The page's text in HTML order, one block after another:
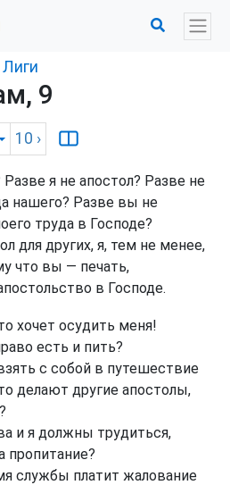
9
10 ›
я не апостол? Разве не
нашего? Разве вы не
труда в Господе?
для других, я, тем не менее,
что вы — печать,
в Господе.
хочет осудить меня!
есть и пить?
с собой в путешествие
делают другие апостолы,
и я должны трудиться,
пропитание?
службы платит жалование